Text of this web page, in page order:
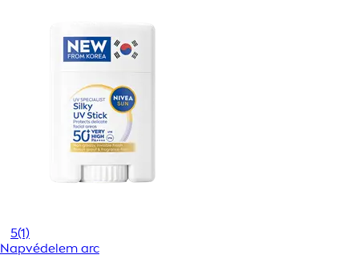
5(1)
Napvédelem arc